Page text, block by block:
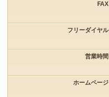
FAX
フリーダイヤル
営業時間
ホームページ